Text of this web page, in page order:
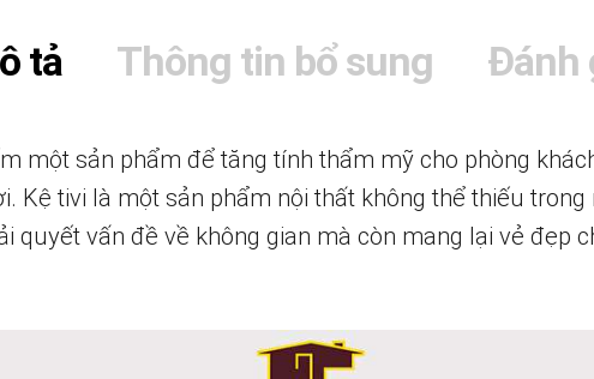
tả Thông tin bổ sung Đánh
một sản phẩm để tăng tính thẩm mỹ cho phòng
Kệ tivi là một sản phẩm nội thất không thể thiếu trong
quyết vấn đề về không gian mà còn mang lại vẻ đẹp